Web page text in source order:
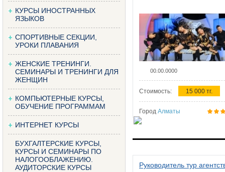
КУРСЫ ИНОСТРАННЫХ
ЯЗЫКОВ
СПОРТИВНЫЕ СЕКЦИИ,
УРОКИ ПЛАВАНИЯ
ЖЕНСКИЕ ТРЕНИНГИ.
СЕМИНАРЫ И ТРЕНИНГИ ДЛЯ
ЖЕНЩИН
КОМПЬЮТЕРНЫЕ КУРСЫ,
ОБУЧЕНИЕ ПРОГРАММАМ
ИНТЕРНЕТ КУРСЫ
БУХГАЛТЕРСКИЕ КУРСЫ,
КУРСЫ И СЕМИНАРЫ ПО
НАЛОГООБЛАЖЕНИЮ.
АУДИТОРСКИЕ КУРСЫ
00.00.0000
Стоимость: 15 000 тг.
Город Алматы
Руководитель тур